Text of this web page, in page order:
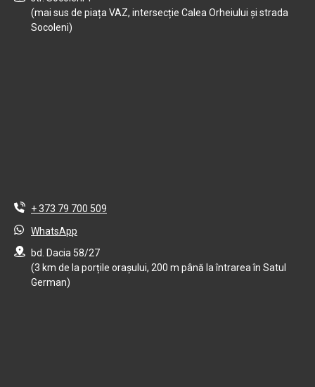
(mai sus de piața VAZ, intersecție Calea Orheiului și strada
Socoleni)
+ 373 79 700 509
WhatsApp
bd. Dacia 58/27
(3 km de la porțile orașului, 200 m până la întrarea în Satul
German)